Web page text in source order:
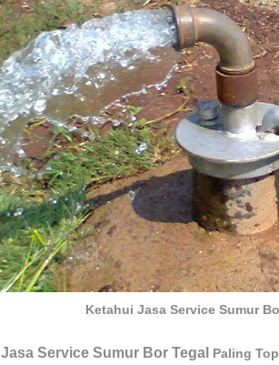
Ketahui Jasa Service Sumur
Jasa Service Sumur Bor Tegal Paling Top